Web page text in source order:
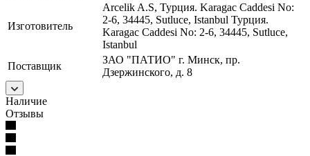
Изготовитель
Arcelik A.S, Турция. Karagac Caddesi No:
2-6, 34445, Sutluce, Istanbul Турция.
Karagac Caddesi No: 2-6, 34445, Sutluce,
Istanbul
Поставщик
ЗАО "ПАТИО" г. Минск, пр.
Дзержинского, д. 8
Наличие
Отзывы